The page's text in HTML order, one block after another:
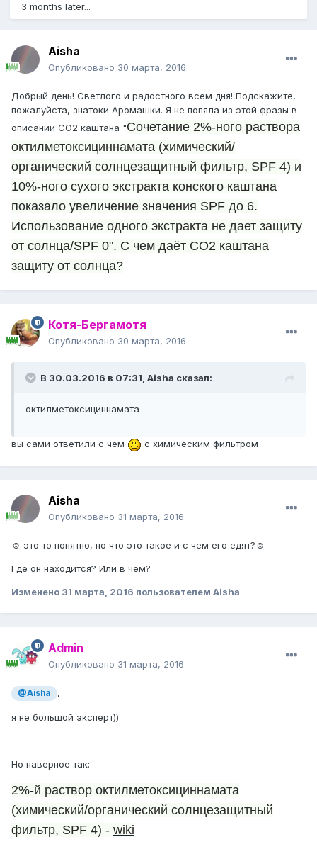
3 months later...
Aisha
Опубликовано 30 марта, 2016
Добрый день! Светлого и радостного всем дня! Подскажите,
пожалуйста, знатоки Аромашки. Я не попяла из этой фразы в
описании СО2 каштана "Сочетание 2%-ного раствора
октилметоксициннамата (химический/
органический солнцезащитный фильтр, SPF 4) и
10%-ного сухого экстракта конского каштана
показало увеличение значения SPF до 6.
Использование одного экстракта не дает защиту
от солнца/SPF 0". С чем даёт СО2 каштана
защиту от солнца?
Котя-Бергамотя
Опубликовано 30 марта, 2016
В 30.03.2016 в 07:31, Aisha сказал:
октилметоксициннамата
вы сами ответили с чем с химическим фильтром
Aisha
Опубликовано 31 марта, 2016
☺ это то понятно, но что это такое и с чем его едят?☺
Где он находится? Или в чем?
Изменено 31 марта, 2016 пользователем Aisha
Admin
Опубликовано 31 марта, 2016
@Aisha ,
я не большой эксперт))
Но наверное так:
2%-й раствор октилметоксициннамата
(химический/органический солнцезащитный
фильтр, SPF 4) - wiki